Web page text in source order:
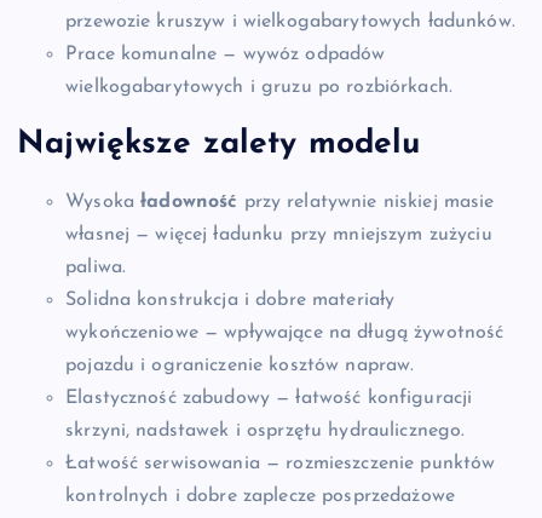
przewozie kruszyw i wielkogabarytowych ładunków.
Prace komunalne — wywóz odpadów
wielkogabarytowych i gruzu po rozbiórkach.
Największe zalety modelu
Wysokaładowność przy relatywnie niskiej masie
własnej — więcej ładunku przy mniejszym zużyciu
paliwa.
Solidna konstrukcja i dobre materiały
wykończeniowe — wpływające na długą żywotność
pojazdu i ograniczenie kosztów napraw.
Elastyczność zabudowy — łatwość konfiguracji
skrzyni, nadstawek i osprzętu hydraulicznego.
Łatwość serwisowania — rozmieszczenie punktów
kontrolnych i dobre zaplecze posprzedażowe